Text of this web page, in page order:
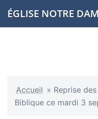
Aller
auÉGLISE NOTRE
Accueil » Reprise
Biblique ce mardi 3